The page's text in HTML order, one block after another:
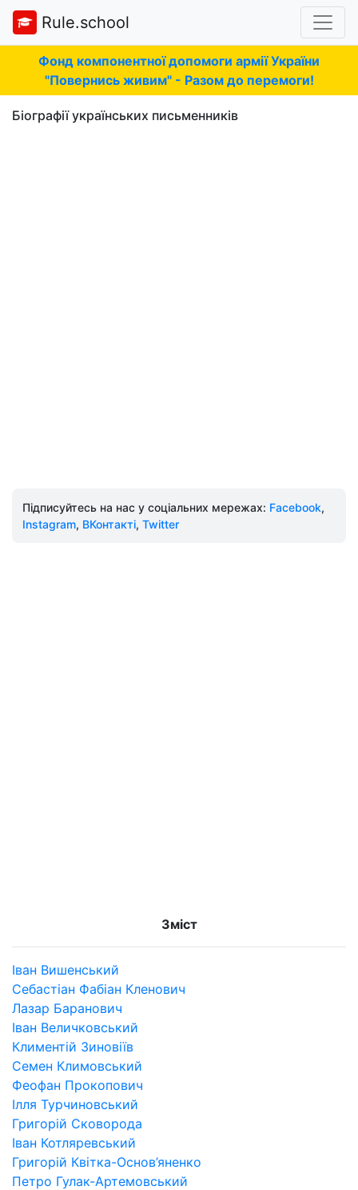
Rule.school
Фонд компонентної допомоги армії України
"Повернись живим" - Разом до перемоги!
Біографії українських письменників
Підписуйтесь на нас у соціальних мережах: Facebook,
Instagram, ВКонтакті, Twitter
Зміст
Іван Вишенський
Себастіан Фабіан Кленович
Лазар Баранович
Іван Величковський
Климентій Зиновіїв
Семен Климовський
Феофан Прокопович
Ілля Турчиновський
Григорій Сковорода
Іван Котляревський
Григорій Квітка-Основ’яненко
Петро Гулак-Артемовський